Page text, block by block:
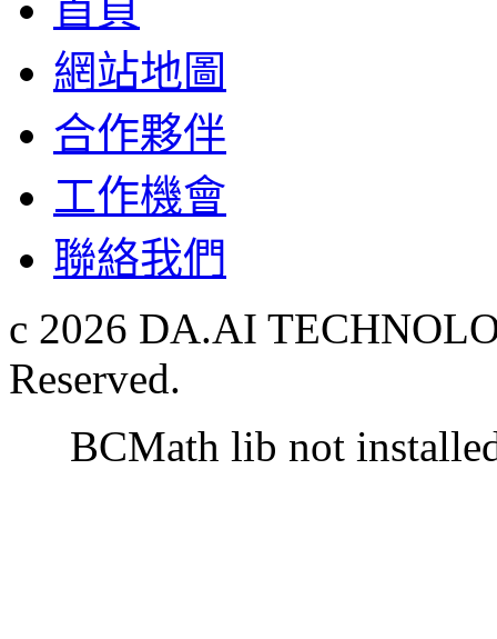
首頁
網站地圖
合作夥伴
工作機會
聯絡我們
c 2026 DA.AI
Reserved.
BCMath lib not